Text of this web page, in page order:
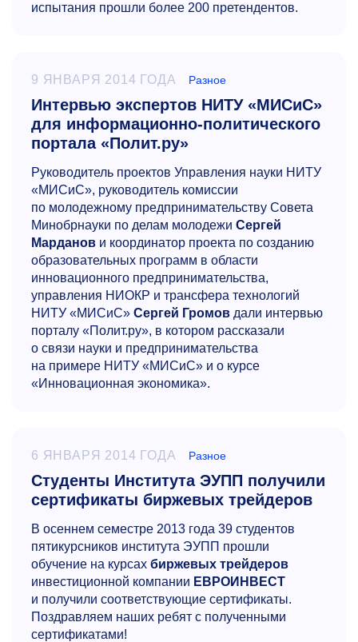
испытания прошли более 200 претендентов.
9 ЯНВАРЯ 2014 ГОДА Разное
Интервью экспертов НИТУ «МИСиС»
для информационно-политического
портала «Полит.ру»
Руководитель проектов Управления науки НИТУ
«МИСиС», руководитель комиссии
по молодежному предпринимательству Совета
Минобрнауки по делам молодежи Сергей
Марданов и координатор проекта по созданию
образовательных программ в области
инновационного предпринимательства,
управления НИОКР и трансфера технологий
НИТУ «МИСиС» Сергей Громов дали интервью
порталу «Полит.ру», в котором рассказали
о связи науки и предпринимательства
на примере НИТУ «МИСиС» и о курсе
«Инновационная экономика».
6 ЯНВАРЯ 2014 ГОДА Разное
Студенты Института ЭУПП получили
сертификаты биржевых трейдеров
В осеннем семестре 2013 года 39 студентов
пятикурсников института ЭУПП прошли
обучение на курсах биржевых трейдеров
инвестиционной компании ЕВРОИНВЕСТ
и получили соответствующие сертификаты.
Поздравляем наших ребят с полученными
сертификатами!